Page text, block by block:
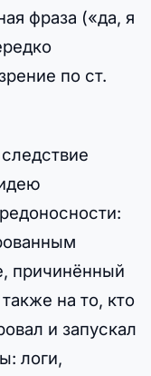
фраза («да, я
по ст.
причинённый
на то, кто
и запускал
логи,